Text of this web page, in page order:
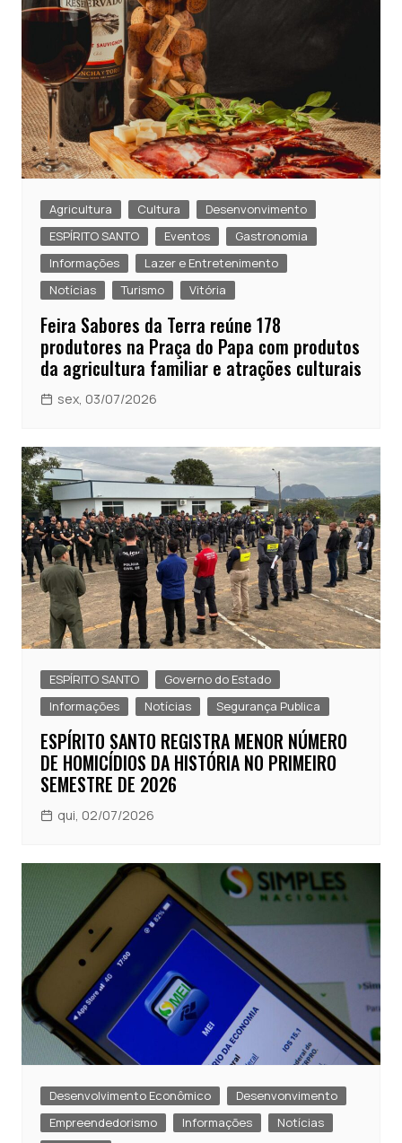
Agricultura Cultura
Desenvonvimento
ESPÍRITO SANTO
Eventos
Gastronomia
Informações
Lazer e Entretenimento
Notícias
Turismo Vitória
Feira Sabores da Terra reúne 178
produtores na Praça do Papa com produtos
da agricultura familiar e atrações culturais
sex, 03/07/2026
ESPÍRITO SANTO
Governo do Estado
Informações
Notícias Segurança Publica
ESPÍRITO SANTO REGISTRA MENOR NÚMERO
DE HOMICÍDIOS DA HISTÓRIA NO PRIMEIRO
SEMESTRE DE 2026
qui, 02/07/2026
Desenvolvimento Econômico
Desenvonvimento
Empreendedorismo
Informações
Notícias